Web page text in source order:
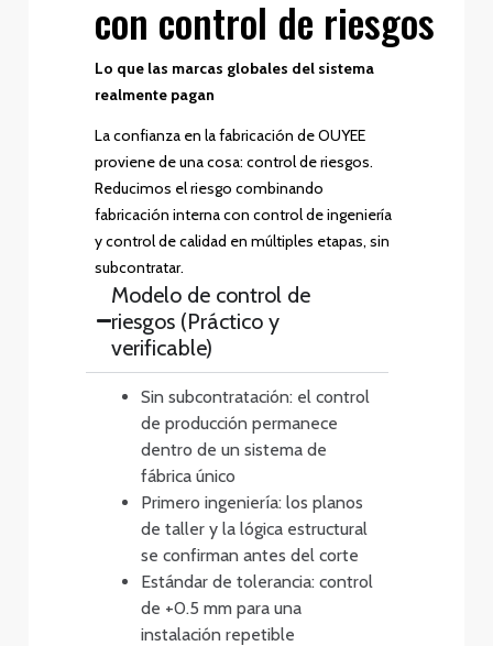
con control de riesgos
Lo que las marcas globales del sistema
realmente pagan
La confianza en la fabricación de OUYEE
proviene de una cosa: control de riesgos.
Reducimos el riesgo combinando
fabricación interna con control de ingeniería
y control de calidad en múltiples etapas, sin
subcontratar.
Modelo de control de
riesgos (Práctico y
verificable)
Sin subcontratación: el control
de producción permanece
dentro de un sistema de
fábrica único
Primero ingeniería: los planos
de taller y la lógica estructural
se confirman antes del corte
Estándar de tolerancia: control
de +0.5 mm para una
instalación repetible